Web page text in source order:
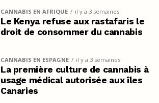
CANNABIS EN AFRIQUE il y a 3 semaines
Le Kenya refuse aux rastafaris le
droit de consommer du cannabis
CANNABIS EN ESPAGNE il y a 3 semaines
La première culture de cannabis à
usage médical autorisée aux îles
Canaries